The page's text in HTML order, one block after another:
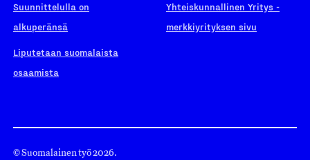
Suunnittelulla on
alkuperänsä
Liputetaan suomalaista
osaamista
Yhteiskunnallinen Yritys -
merkkiyrityksen sivu
© Suomalainen työ 2026.